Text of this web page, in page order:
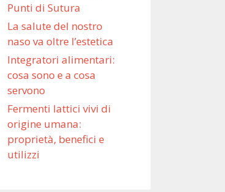
Punti di Sutura
La salute del nostro
naso va oltre l’estetica
Integratori alimentari:
cosa sono e a cosa
servono
Fermenti lattici vivi di
origine umana:
proprietà, benefici e
utilizzi